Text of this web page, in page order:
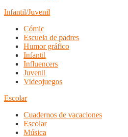
Infantil/Juvenil
Cómic
Escuela de padres
Humor gráfico
Infantil
Influencers
Juvenil
Videojuegos
Escolar
Cuadernos de vacaciones
Escolar
Música